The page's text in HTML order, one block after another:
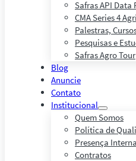
Safras API Data
CMA Series 4
Palestras,
Pesquisas e
Safras Agro Tour
Blog
Anuncie
Contato
Institucional
Quem Somos
Política de
Presença
Contratos